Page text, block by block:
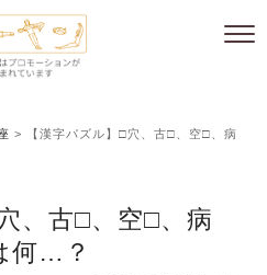
>
【漢字パズル】□穴、古□、空□、病
、古□、空□、病
何…？